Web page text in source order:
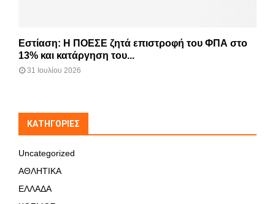
Εστίαση: Η ΠΟΕΣΕ ζητά επιστροφή του ΦΠΑ στο
13% και κατάργηση του...
31 Ιουλίου 2026
KΑΤΗΓΟΡΊΕΣ
Uncategorized
ΑΘΛΗΤΙΚΑ
ΕΛΛΑΔΑ